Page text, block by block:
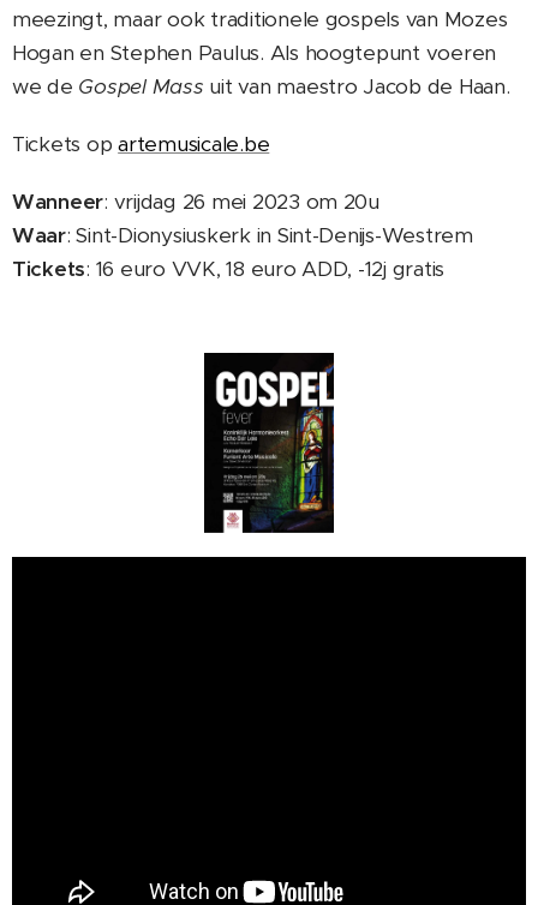
meezingt, maar ook traditionele gospels van Mozes
Hogan en Stephen Paulus. Als hoogtepunt voeren
we de Gospel Mass uit van maestro Jacob de Haan.
Tickets opartemusicale.be
Wanneer: vrijdag 26 mei 2023 om 20u
Waar: Sint-Dionysiuskerk in Sint-Denijs-Westrem
Tickets: 16 euro VVK, 18 euro ADD, -12j gratis